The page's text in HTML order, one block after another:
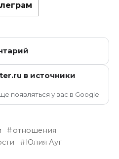
в источники
появляться у вас в Google.
отношения
Юлия Ауг